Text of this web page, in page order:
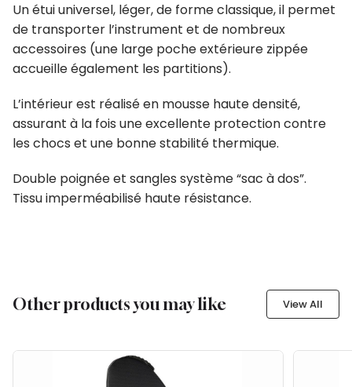
Un étui universel, léger, de forme classique, il permet
de transporter l’instrument et de nombreux
accessoires (une large poche extérieure zippée
accueille également les partitions).
L’intérieur est réalisé en mousse haute densité,
assurant à la fois une excellente protection contre
les chocs et une bonne stabilité thermique.
Double poignée et sangles système “sac à dos”.
Tissu imperméabilisé haute résistance.
Other products you may like View All